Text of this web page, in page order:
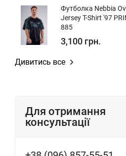
Футболка Nebbia
Jersey T-Shirt '97
885
3,100 грн.
Дивитись все
Для отримання
консультації